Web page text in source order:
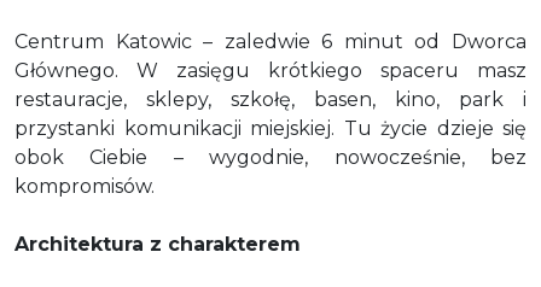
Centrum Katowic – zaledwie 6 minut od Dworca
Głównego. W zasięgu krótkiego spaceru masz
restauracje, sklepy, szkołę, basen, kino, park i
przystanki komunikacji miejskiej. Tu życie dzieje się
obok Ciebie – wygodnie, nowocześnie, bez
kompromisów.
Architektura z charakterem